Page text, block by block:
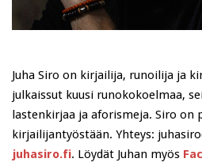
Juha Siro on kirjailija, runoilija ja
julkaissut kuusi runokokoelmaa,
lastenkirjaa ja aforismeja. Siro on
kirjailijantyöstään. Yhteys:
juhasiro.fi. Löydät Juhan myös